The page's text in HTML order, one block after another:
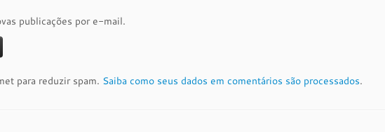
publicações por e-mail.
para reduzir spam. Saiba como seus dados em comentários são processados.